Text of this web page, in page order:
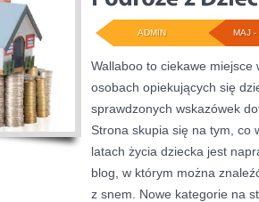
MAJ -
ADMIN
Wallaboo to ciekawe
osobach opiekujących się
sprawdzonych wskazówek
Strona skupia się na tym, co
latach życia dziecka jest
blog, w którym można
z snem. Nowe kategorie na